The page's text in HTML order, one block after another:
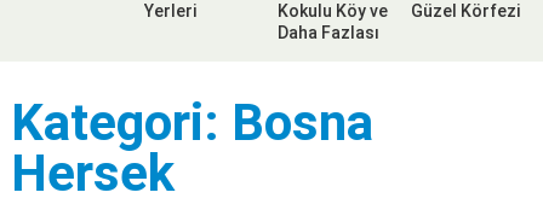
Yerleri
Kokulu Köy ve
Daha Fazlası
Güzel Körfezi
Kategori: Bosna
Hersek